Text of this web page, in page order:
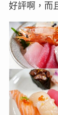
好評啊，而